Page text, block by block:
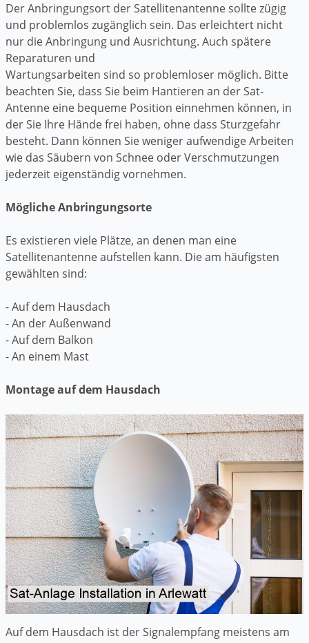
Der Anbringungsort der Satellitenantenne sollte zügig
und problemlos zugänglich sein. Das erleichtert nicht
nur die Anbringung und Ausrichtung. Auch spätere
Reparaturen und
Wartungsarbeiten sind so problemloser möglich. Bitte
beachten Sie, dass Sie beim Hantieren an der Sat-
Antenne eine bequeme Position einnehmen können, in
der Sie Ihre Hände frei haben, ohne dass Sturzgefahr
besteht. Dann können Sie weniger aufwendige Arbeiten
wie das Säubern von Schnee oder Verschmutzungen
jederzeit eigenständig vornehmen.
Mögliche Anbringungsorte
Es existieren viele Plätze, an denen man eine
Satellitenantenne aufstellen kann. Die am häufigsten
gewählten sind:
- Auf dem Hausdach
- An der Außenwand
- Auf dem Balkon
- An einem Mast
Montage auf dem Hausdach
Auf dem Hausdach ist der Signalempfang meistens am